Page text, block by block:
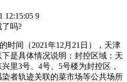
12:15:05 9
吗?
时间（2021年12月21日），天津
是具体情况说明：封控区域：天
里3号、4号、5号楼为封控区，
者轨迹关联的菜市场等公共场所